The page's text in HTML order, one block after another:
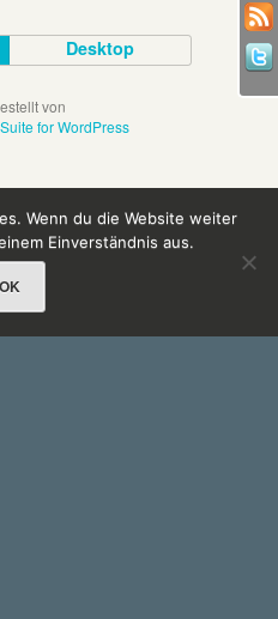
Desktop
von
for WordPress
Wenn du die Website weiter
Einverständnis aus.
OK